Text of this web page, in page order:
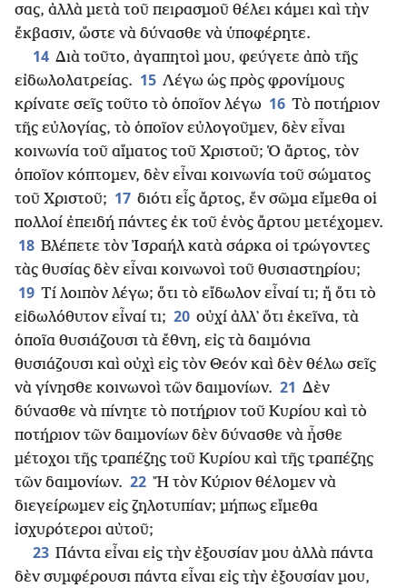
σας, ἀλλὰ μετὰ τοῦ πειρασμοῦ θέλει κάμει καὶ τὴν
ἔκβασιν, ὥστε νὰ δύνασθε νὰ ὑποφέρητε.
14 Διὰ τοῦτο, ἀγαπητοὶ μου, φεύγετε ἀπὸ τῆς
εἰδωλολατρείας. 15 Λέγω ὡς πρὸς φρονίμους
κρίνατε σεῖς τοῦτο τὸ ὁποῖον λέγω 16 Τὸ ποτήριον
τῆς εὐλογίας, τὸ ὁποῖον εὐλογοῦμεν, δὲν εἶναι
κοινωνία τοῦ αἵματος τοῦ Χριστοῦ; Ὁ ἄρτος, τὸν
ὁποῖον κόπτομεν, δὲν εἶναι κοινωνία τοῦ σώματος
τοῦ Χριστοῦ; 17 διότι εἷς ἄρτος, ἕν σῶμα εἴμεθα οἱ
πολλοί ἐπειδή πάντες ἐκ τοῦ ἑνὸς ἄρτου μετέχομεν.
18 Βλέπετε τὸν Ἰσραήλ κατὰ σάρκα οἱ τρώγοντες
τὰς θυσίας δὲν εἶναι κοινωνοὶ τοῦ θυσιαστηρίου;
19 Τί λοιπὸν λέγω; ὅτι τὸ εἴδωλον εἶναί τι; ἤ ὅτι τὸ
εἰδωλόθυτον εἶναί τι; 20 οὐχί ἀλλ᾿ ὅτι ἐκεῖνα, τὰ
ὁποῖα θυσιάζουσι τὰ ἔθνη, εἰς τὰ δαιμόνια
θυσιάζουσι καὶ οὐχὶ εἰς τὸν Θεόν καὶ δὲν θέλω σεῖς
νὰ γίνησθε κοινωνοὶ τῶν δαιμονίων. 21 Δὲν
δύνασθε νὰ πίνητε τὸ ποτήριον τοῦ Κυρίου καὶ τὸ
ποτήριον τῶν δαιμονίων δὲν δύνασθε νὰ ἦσθε
μέτοχοι τῆς τραπέζης τοῦ Κυρίου καὶ τῆς τραπέζης
τῶν δαιμονίων. 22 Ἤ τὸν Κύριον θέλομεν νὰ
διεγείρωμεν εἰς ζηλοτυπίαν; μήπως εἴμεθα
ἰσχυρότεροι αὐτοῦ;
23 Πάντα εἶναι εἰς τὴν ἐξουσίαν μου ἀλλὰ πάντα
δὲν συμφέρουσι πάντα εἶναι εἰς τὴν ἐξουσίαν μου,